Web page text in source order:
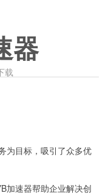
器
载
目标，吸引了众多优
速器帮助企业解决创